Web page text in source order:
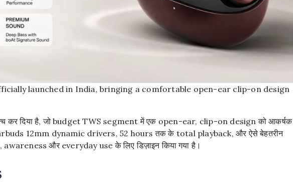
launched in India, bringing a comfortable open-ear clip-on design
कर दिया है, जो budget TWS segment में एक open-ear, clip-on design को आकर्षक
12mm dynamic drivers, 52 hours तक के total playback, और ऐसे बेहतरीन
और everyday use के लिए डिज़ाइन किया गया है।